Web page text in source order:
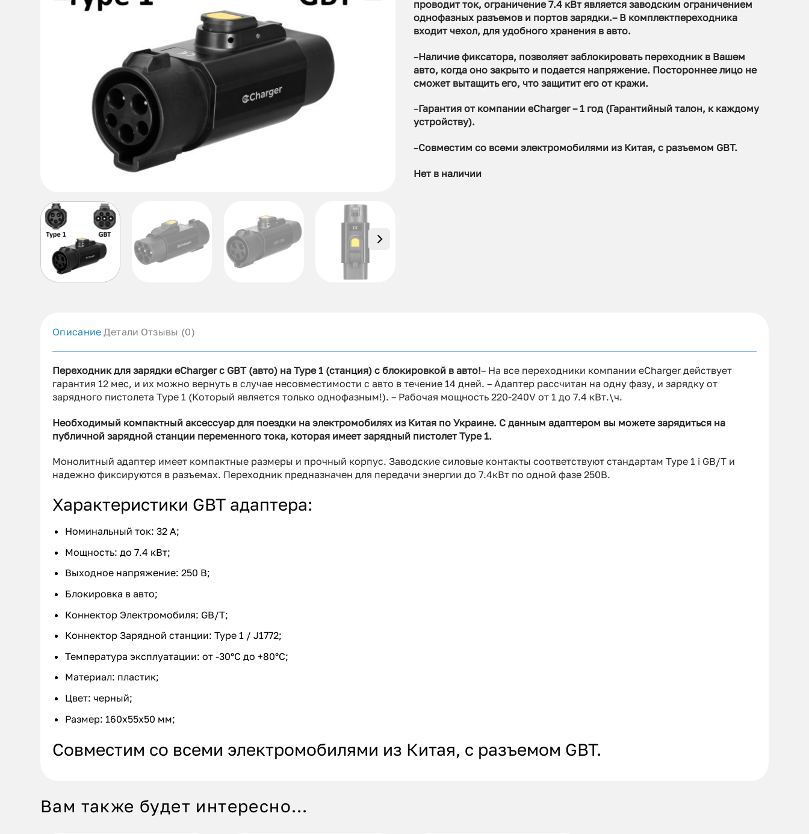
проводит ток, ограничение 7.4 кВт является заводским ограничением
однофазных разъемов и портов зарядки.– В комплектпереходника
входит чехол, для удобного хранения в авто.
–Наличие фиксатора, позволяет заблокировать переходник в Вашем
авто, когда оно закрыто и подается напряжение. Постороннее лицо не
сможет вытащить его, что защитит его от кражи.
–Гарантия от компании eCharger – 1 год (Гарантийный талон, к каждому
устройству).
–Совместим со всеми электромобилями из Китая, с разъемом GBT.
Нет в наличии
Описание Детали Отзывы (0)
Переходник для зарядки eCharger с GBT (авто) на Type 1 (станция) с блокировкой в авто!– На все переходники компании eCharger действует
гарантия 12 мес, и их можно вернуть в случае несовместимости с авто в течение 14 дней. – Адаптер рассчитан на одну фазу, и зарядку от
зарядного пистолета Type 1 (Который является только однофазным!). – Рабочая мощность 220-240V от 1 до 7.4 кВт.\ч.
Необходимый компактный аксессуар для поездки на электромобилях из Китая по Украине. С данным адаптером вы можете зарядиться на
публичной зарядной станции переменного тока, которая имеет зарядный пистолет Type 1.
Монолитный адаптер имеет компактные размеры и прочный корпус. Заводские силовые контакты соответствуют стандартам Type 1 i GB/T и
надежно фиксируются в разъемах. Переходник предназначен для передачи энергии до 7.4кВт по одной фазе 250В.
Характеристики GBT адаптера:
Номинальный ток: 32 А;
Мощность: до 7.4 кВт;
Выходное напряжение: 250 В;
Блокировка в авто;
Коннектор Электромобиля: GB/T;
Коннектор Зарядной станции: Type 1 / J1772;
Температура эксплуатации: от -30°C до +80°C;
Материал: пластик;
Цвет: черный;
Размер: 160x55x50 мм;
Совместим со всеми электромобилями из Китая, с разъемом GBT.
Вам также будет интересно…